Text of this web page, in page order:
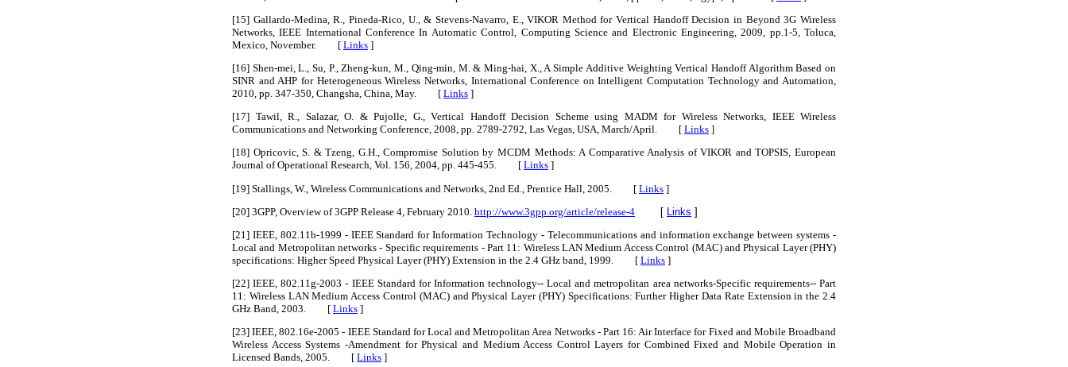
[15] Gallardo-Medina, R., Pineda-Rico, U., & Stevens-Navarro, E., VIKOR Method for Vertical Handoff Decision in Beyond 3G Wireless
Networks, IEEE International Conference In Automatic Control, Computing Science and Electronic Engineering, 2009, pp.1-5, Toluca,
Mexico, November. [ Links ]
[16] Shen-mei, L., Su, P., Zheng-kun, M., Qing-min, M. & Ming-hai, X., A Simple Additive Weighting Vertical Handoff Algorithm Based on
SINR and AHP for Heterogeneous Wireless Networks, International Conference on Intelligent Computation Technology and Automation,
2010, pp. 347-350, Changsha, China, May. [ Links ]
[17] Tawil, R., Salazar, O. & Pujolle, G., Vertical Handoff Decision Scheme using MADM for Wireless Networks, IEEE Wireless
Communications and Networking Conference, 2008, pp. 2789-2792, Las Vegas, USA, March/April. [ Links ]
[18] Opricovic, S. & Tzeng, G.H., Compromise Solution by MCDM Methods: A Comparative Analysis of VIKOR and TOPSIS, European
Journal of Operational Research, Vol. 156, 2004, pp. 445-455. [ Links ]
[19] Stallings, W., Wireless Communications and Networks, 2nd Ed., Prentice Hall, 2005. [ Links ]
[20] 3GPP, Overview of 3GPP Release 4, February 2010. http://www.3gpp.org/article/release-4 [ Links ]
[21] IEEE, 802.11b-1999 - IEEE Standard for Information Technology - Telecommunications and information exchange between systems -
Local and Metropolitan networks - Specific requirements - Part 11: Wireless LAN Medium Access Control (MAC) and Physical Layer (PHY)
specifications: Higher Speed Physical Layer (PHY) Extension in the 2.4 GHz band, 1999. [ Links ]
[22] IEEE, 802.11g-2003 - IEEE Standard for Information technology-- Local and metropolitan area networks-Specific requirements-- Part
11: Wireless LAN Medium Access Control (MAC) and Physical Layer (PHY) Specifications: Further Higher Data Rate Extension in the 2.4
GHz Band, 2003. [ Links ]
[23] IEEE, 802.16e-2005 - IEEE Standard for Local and Metropolitan Area Networks - Part 16: Air Interface for Fixed and Mobile Broadband
Wireless Access Systems -Amendment for Physical and Medium Access Control Layers for Combined Fixed and Mobile Operation in
Licensed Bands, 2005. [ Links ]